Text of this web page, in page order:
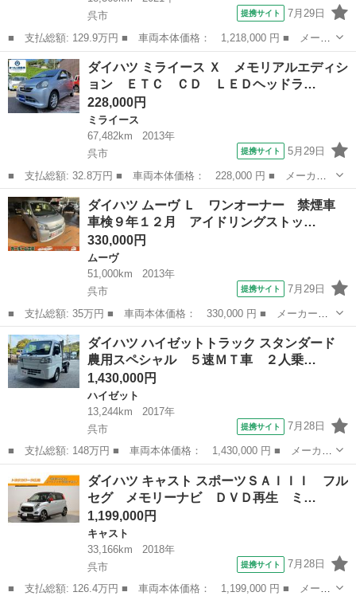
呉市
提携サイト 7月29日
■ 支払総額: 129.9万円 ■ 車両本体価格： 1,218,000 円 ■ メーカ
ー名： ダイハツ ■ 車種名： タント ■ グレード名： Ｘ ＬＥ
Ｄオートライト パワースライドドアウェルカムオープン機能 運転
席ロング...
広島 呉市 タント
ダイハツ ミライース Ｘ メモリアルエディシ
ョン ＥＴＣ ＣＤ ＬＥＤヘッドラ…
228,000円
ミライース
67,482km
2013年
呉市
提携サイト 5月29日
■ 支払総額: 32.8万円 ■ 車両本体価格： 228,000 円 ■ メーカー
名： ダイハツ ■ 車種名： ミライース ■ グレード名： Ｘ メ
モリアルエディション ＥＴＣ ＣＤ ＬＥＤヘッドライト キーレ
スエントリー...
広島 呉市 ミライース
ダイハツ ムーヴ Ｌ ワンオーナー 禁煙車
車検９年１２月 アイドリングストッ…
330,000円
ムーヴ
51,000km
2013年
呉市
提携サイト 7月29日
■ 支払総額: 35万円 ■ 車両本体価格： 330,000 円 ■ メーカー
名： ダイハツ ■ 車種名： ムーヴ ■ グレード名： Ｌ ワンオ
ーナー 禁煙車 車検９年１２月 アイドリングストップ 電格ミラ
ー フロントベン...
広島 呉市 ムーヴ
ダイハツ ハイゼットトラック スタンダード
農用スペシャル ５速ＭＴ車 ２人乗…
1,430,000円
ハイゼット
13,244km
2017年
呉市
提携サイト 7月28日
■ 支払総額: 148万円 ■ 車両本体価格： 1,430,000 円 ■ メーカー
名： ダイハツ ■ 車種名： ハイゼットトラック ■ グレード
名： スタンダード 農用スペシャル ５速ＭＴ車 ２人乗り ４Ｗ
Ｄ ダンプ ■...
呉市 ハイゼット
ダイハツ キャスト スポーツＳＡＩＩＩ フル
セグ メモリーナビ ＤＶＤ再生 ミ…
1,199,000円
キャスト
33,166km
2018年
呉市
提携サイト 7月28日
■ 支払総額: 126.4万円 ■ 車両本体価格： 1,199,000 円 ■ メーカ